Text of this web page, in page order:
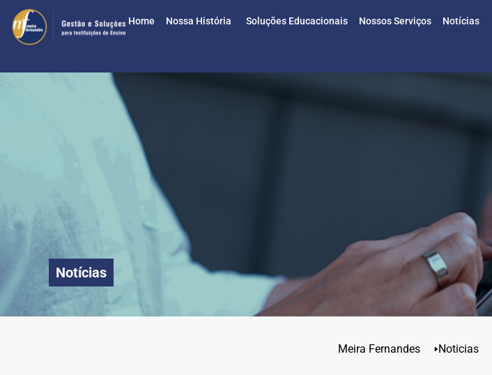
Home Nossa História Soluções Educacionais Nossos Serviços Notícias
Notícias
Meira Fernandes 🢒Noticias